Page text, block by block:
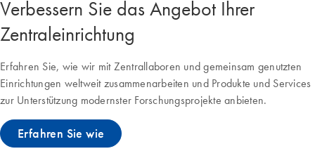
Verbessern Sie das Angebot Ihrer
Zentraleinrichtung
Erfahren Sie, wie wir mit Zentrallaboren und gemeinsam genutzten
Einrichtungen weltweit zusammenarbeiten und Produkte und Services
zur Unterstützung modernster Forschungsprojekte anbieten.
Erfahren Sie wie